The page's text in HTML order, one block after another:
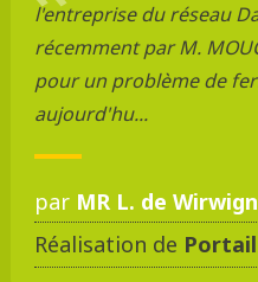
l'entreprise du réseau
récemment par M.
pour un problème de
aujourd'hu...
par MR L. de
Réalisation de